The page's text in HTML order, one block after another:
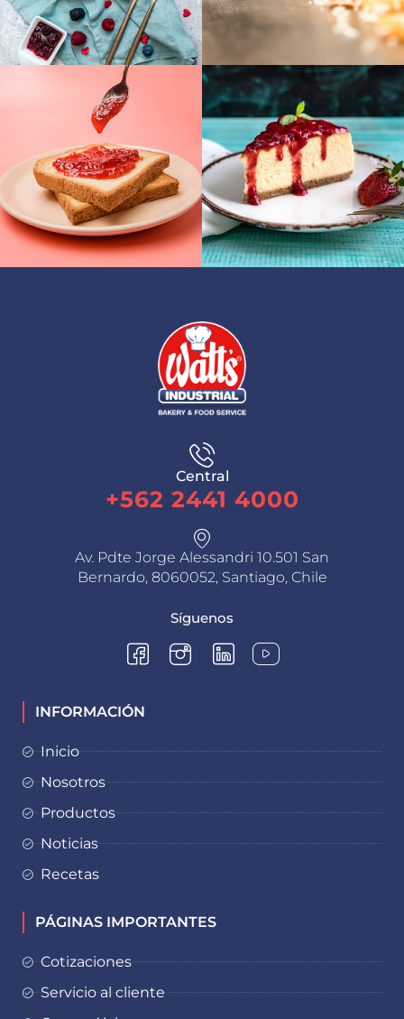
Central
+562 2441 4000
Av. Pdte Jorge Alessandri 10.501 San
Bernardo, 8060052, Santiago, Chile
Síguenos
INFORMACIÓN
Inicio
Nosotros
Productos
Noticias
Recetas
PÁGINAS IMPORTANTES
Cotizaciones
Servicio al cliente